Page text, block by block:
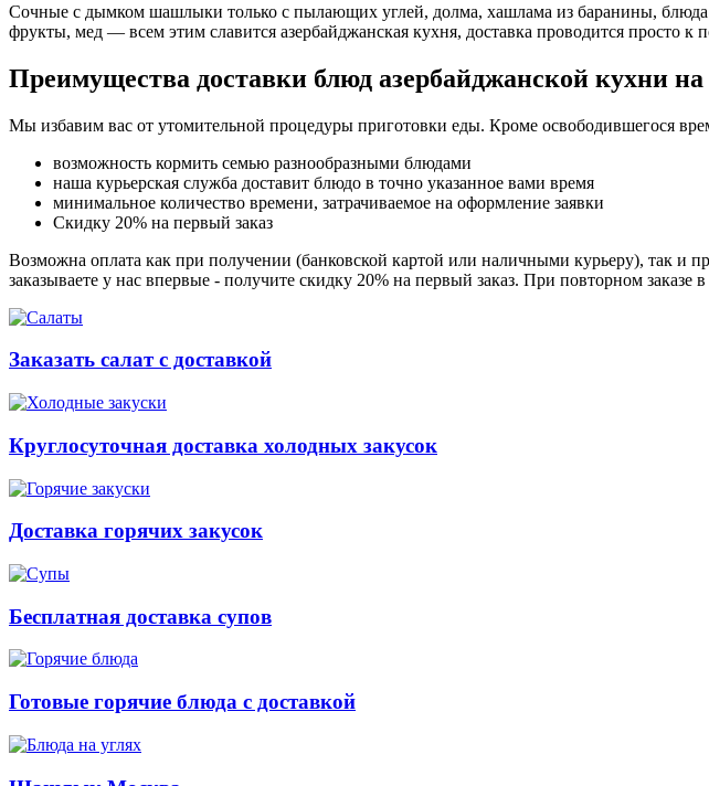
Сочные с дымком шашлыки только с пылающих углей, долма, хашлама из баранины,
фрукты, мед — всем этим славится азербайджанская кухня, доставка проводится просто к
Преимущества доставки блюд азербайджанской кухни
Мы избавим вас от утомительной процедуры приготовки еды. Кроме освободившегося
возможность кормить семью разнообразными блюдами
наша курьерская служба доставит блюдо в точно указанное вами время
минимальное количество времени, затрачиваемое на оформление заявки
Скидку 20% на первый заказ
Возможна оплата как при получении (банковской картой или наличными курьеру), так и
заказываете у нас впервые - получите скидку 20% на первый заказ. При повторном
Заказать салат с доставкой
Круглосуточная доставка холодных закусок
Доставка горячих закусок
Бесплатная доставка супов
Готовые горячие блюда с доставкой